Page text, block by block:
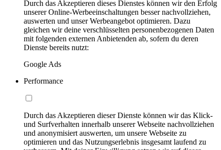
Durch das Akzeptieren dieses Dienstes können wir den Erfolg
unserer Online-Werbeeinschaltungen besser nachvollziehen,
auswerten und unser Werbeangebot optimieren. Dazu
gleichen wir deine verschlüsselten personenbezogenen Daten
mit folgenden externen Anbietenden ab, sofern du deren
Dienste bereits nutzt:
Google Ads
Performance
Durch das Akzeptieren dieser Dienste können wir das Klick-
und Surfverhalten innerhalb unserer Webseite nachvollziehen
und anonymisiert auswerten, um unsere Webseite zu
optimieren und das Nutzungserlebnis insgesamt laufend zu